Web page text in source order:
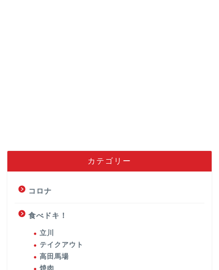
カテゴリー
コロナ
食べドキ！
立川
テイクアウト
高田馬場
焼肉